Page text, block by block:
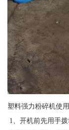
塑料强力粉碎机使用
1、开机前先用手